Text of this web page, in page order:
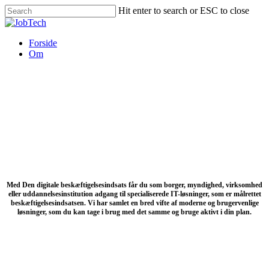
Skip
to
content
Hit enter to search or ESC to close
Close
Menu
Forside
Om
Med Den digitale beskæftigelsesindsats får du som borger, myndighed, virksomhed
eller uddannelsesinstitution adgang til specialiserede IT-løsninger, som er målrettet
beskæftigelsesindsatsen. Vi har samlet en bred vifte af moderne og brugervenlige
løsninger, som du kan tage i brug med det samme og bruge aktivt i din plan.